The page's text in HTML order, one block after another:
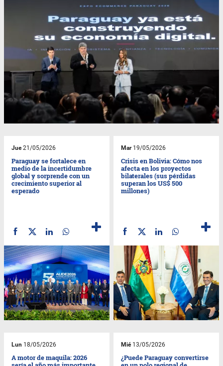
Jue21/05/2026
Paraguay se fortalece en
medio de la incertidumbre
global y sorprende con un
crecimiento superior al
esperado
Mar19/05/2026
Crisis en Bolivia: Cómo nos
afecta en los proyectos
bilaterales (sus pérdidas
superan los US$ 500
millones)
Lun 18/05/2026
A motor de maquila: 2026
Mié13/05/2026
¿Puede Paraguay convertirse